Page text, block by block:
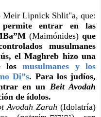
Meir Lipnick Shlit"a, que:
entrar en las
(Maimónides) que
musulmanes
el Maghreb hizo una
los musulmanes y los
Di”s. Para los judíos,
en un Beit Avodah
de ídolos.
Avodah Zarah (Idolatría)